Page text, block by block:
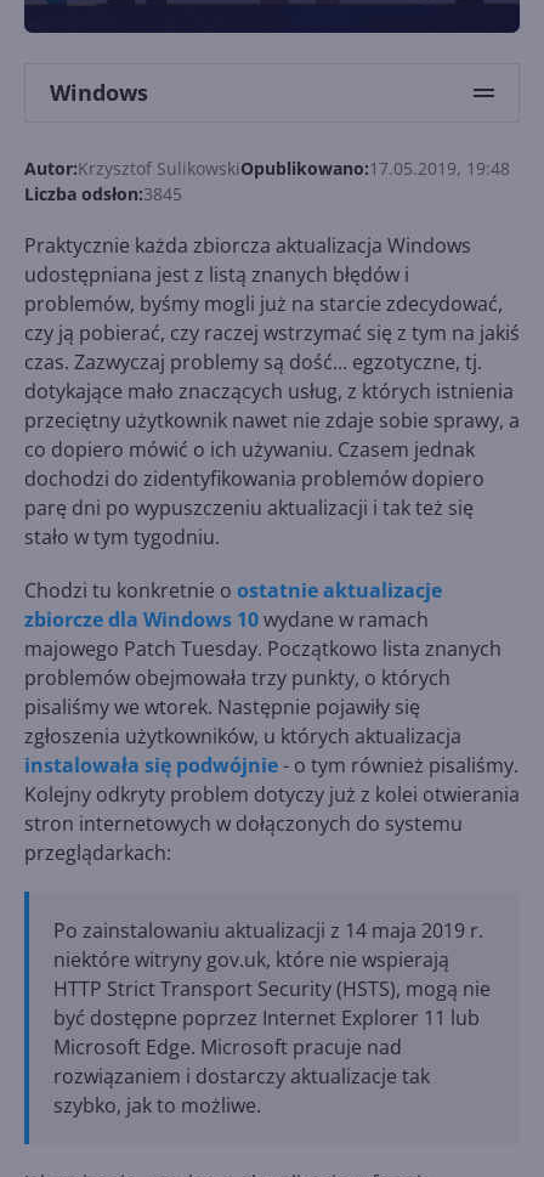
Windows
Autor:Krzysztof SulikowskiOpublikowano:17.05.2019, 19:48
Liczba odsłon:3845
Praktycznie każda zbiorcza aktualizacja Windows
udostępniana jest z listą znanych błędów i
problemów, byśmy mogli już na starcie zdecydować,
czy ją pobierać, czy raczej wstrzymać się z tym na jakiś
czas. Zazwyczaj problemy są dość... egzotyczne, tj.
dotykające mało znaczących usług, z których istnienia
przeciętny użytkownik nawet nie zdaje sobie sprawy, a
co dopiero mówić o ich używaniu. Czasem jednak
dochodzi do zidentyfikowania problemów dopiero
parę dni po wypuszczeniu aktualizacji i tak też się
stało w tym tygodniu.
Chodzi tu konkretnie o ostatnie aktualizacje
zbiorcze dla Windows 10wydane w ramach
majowego Patch Tuesday. Początkowo lista znanych
problemów obejmowała trzy punkty, o których
pisaliśmy we wtorek. Następnie pojawiły się
zgłoszenia użytkowników, u których aktualizacja
instalowała się podwójnie- o tym również pisaliśmy.
Kolejny odkryty problem dotyczy już z kolei otwierania
stron internetowych w dołączonych do systemu
przeglądarkach:
Po zainstalowaniu aktualizacji z 14 maja 2019 r.
niektóre witryny gov.uk, które nie wspierają
HTTP Strict Transport Security (HSTS), mogą nie
być dostępne poprzez Internet Explorer 11 lub
Microsoft Edge. Microsoft pracuje nad
rozwiązaniem i dostarczy aktualizacje tak
szybko, jak to możliwe.